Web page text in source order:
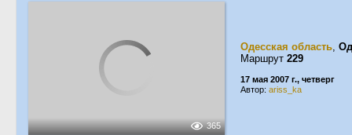
365
Одесская область,
Маршрут 229
17 мая 2007 г., четверг
Автор: ariss_ka